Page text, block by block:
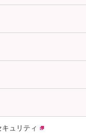
ュリティ